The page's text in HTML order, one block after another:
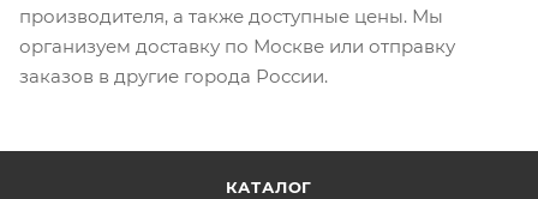
производителя, а также доступные цены. Мы
организуем доставку по Москве или отправку
заказов в другие города России.
КАТАЛОГ